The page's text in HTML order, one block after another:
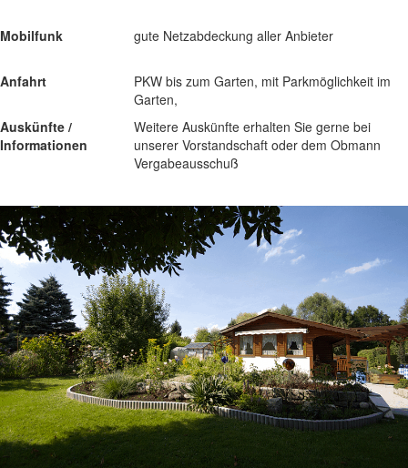
Mobilfunk gute Netzabdeckung aller Anbieter
Anfahrt
PKW bis zum Garten, mit Parkmöglichkeit im
Garten,
Auskünfte /
Informationen
Weitere Auskünfte erhalten Sie gerne bei
unserer Vorstandschaft oder dem Obmann
Vergabeausschuß